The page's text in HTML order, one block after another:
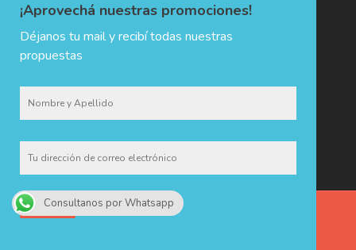
CHIDA · Holiday & Trip Planners © 2017 - Todos los derechos
Consultanos por Whatsapp
¡Aprovechá nuestras promociones!
Déjanos tu mail y recibí todas nuestras
propuestas